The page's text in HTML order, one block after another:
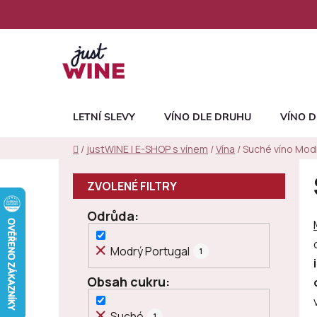
LETNÍ SLEVY VÍNO DLE DRUHU VÍNO
Domů
/ justWINE | E-SHOP s vínem /Vína /Suché víno
Odrůda
Modrý Portugal 1
Obsah cukru